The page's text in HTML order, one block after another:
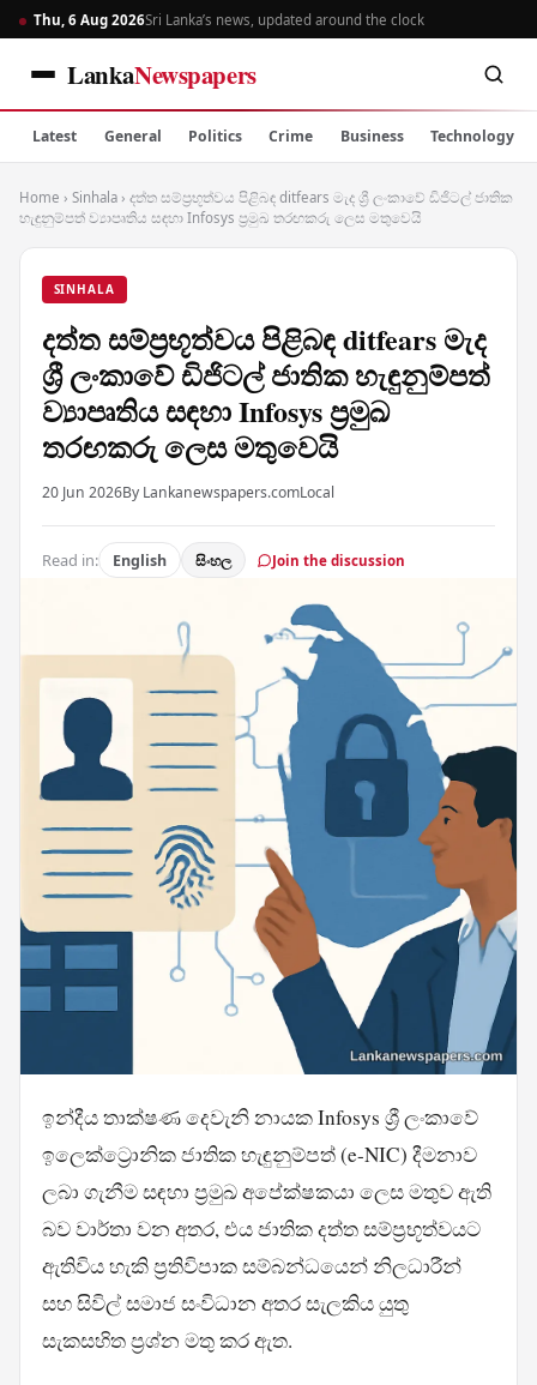
Thu, 6 Aug 2026Sri Lanka’s news, updated around the clock
LankaNewspapers
Latest General Politics Crime Business Technology
Home › Sinhala › දත්ත සම්ප්‍රභූත්වය පිළිබඳ ditfears මැද ශ්‍රී ලංකාවේ ඩිජිටල් ජාතික
හැඳුනුම්පත් ව්‍යාපෘතිය සඳහා Infosys ප්‍රමුඛ තරඟකරු ලෙස මතුවෙයි
SINHALA
දත්ත සම්ප්‍රභූත්වය පිළිබඳ ditfears මැද
ශ්‍රී ලංකාවේ ඩිජිටල් ජාතික හැඳුනුම්පත්
ව්‍යාපෘතිය සඳහා Infosys ප්‍රමුඛ
තරඟකරු ලෙස මතුවෙයි
20 Jun 2026By Lankanewspapers.comLocal
Read in: English සිංහල Join the discussion
ඉන්දීය තාක්ෂණ දෙවැනි නායක Infosys ශ්‍රී ලංකාවේ
ඉලෙක්ට්‍රොනික ජාතික හැඳුනුම්පත් (e-NIC) දීමනාව
ලබා ගැනීම සඳහා ප්‍රමුඛ අපේක්ෂකයා ලෙස මතුව ඇති
බව වාර්තා වන අතර, එය ජාතික දත්ත සම්ප්‍රභූත්වයට
ඇතිවිය හැකි ප්‍රතිවිපාක සම්බන්ධයෙන් නිලධාරීන්
සහ සිවිල් සමාජ සංවිධාන අතර සැලකිය යුතු
සැකසහිත ප්‍රශ්න මතු කර ඇත.